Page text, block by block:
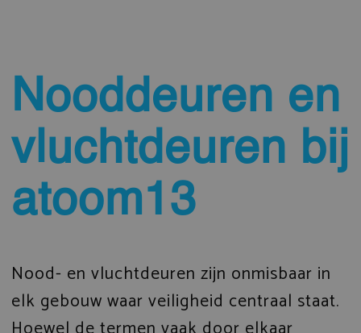
Nooddeuren en
vluchtdeuren bij
atoom13
Nood- en vluchtdeuren zijn onmisbaar in
elk gebouw waar veiligheid centraal staat.